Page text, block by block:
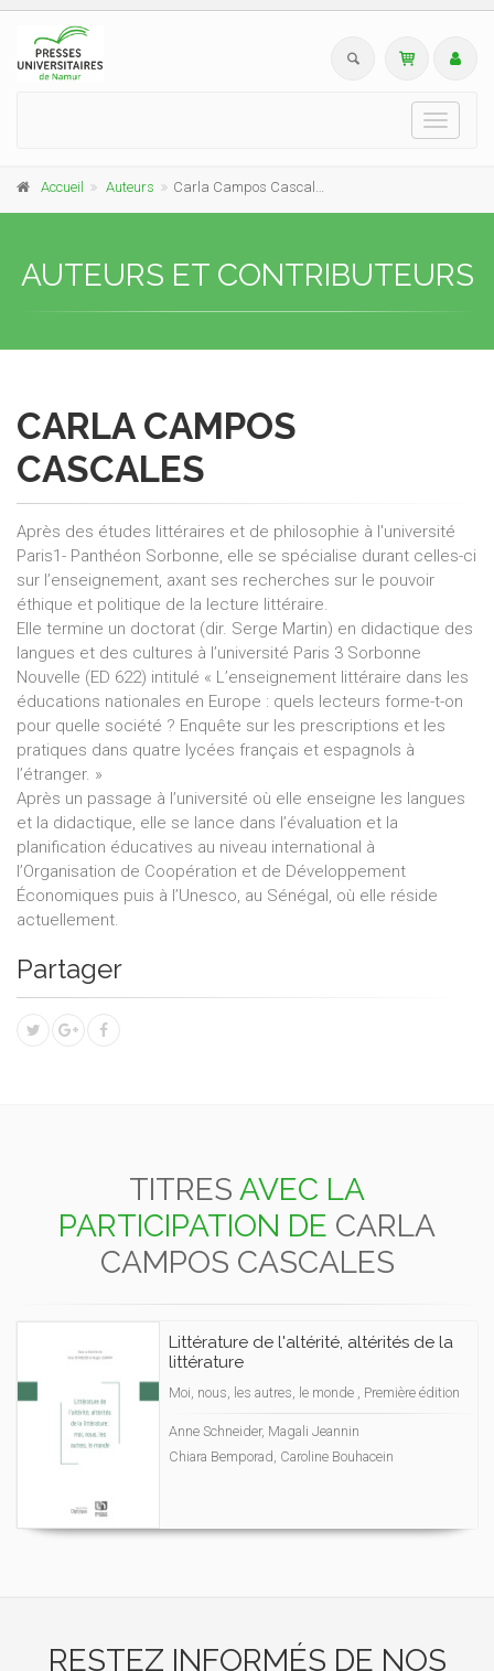
Toggle
Accueil Auteurs Carla Campos Cascales
AUTEURS ET CONTRIBUTEURS
CARLA CAMPOS
CASCALES
Après des études littéraires et de philosophie à l'université
Paris1- Panthéon Sorbonne, elle se spécialise durant celles-ci
sur l’enseignement, axant ses recherches sur le pouvoir
éthique et politique de la lecture littéraire.
Elle termine un doctorat (dir. Serge Martin) en didactique des
langues et des cultures à l’université Paris 3 Sorbonne
Nouvelle (ED 622) intitulé « L’enseignement littéraire dans les
éducations nationales en Europe : quels lecteurs forme-t-on
pour quelle société ? Enquête sur les prescriptions et les
pratiques dans quatre lycées français et espagnols à
l’étranger. »
Après un passage à l’université où elle enseigne les langues
et la didactique, elle se lance dans l’évaluation et la
planification éducatives au niveau international à
l’Organisation de Coopération et de Développement
Économiques puis à l’Unesco, au Sénégal, où elle réside
actuellement.
Partager
TITRES AVEC LA
PARTICIPATION DE CARLA
CAMPOS CASCALES
Littérature de l'altérité, altérités de la
littérature
Moi, nous, les autres, le monde , Première édition
Anne Schneider, Magali Jeannin
Chiara Bemporad, Caroline Bouhacein
RESTEZ INFORMÉS DE NOS